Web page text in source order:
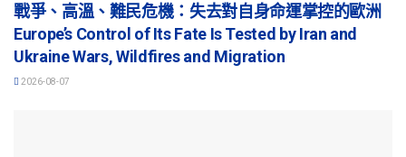
戰爭、高溫、難民危機：失去對自身命運掌控的歐洲
Europe’s Control of Its Fate Is Tested by Iran and
Ukraine Wars, Wildfires and Migration
2026-08-07